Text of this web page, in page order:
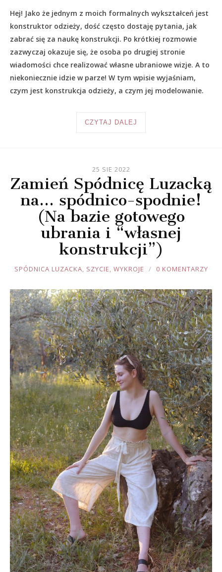
Hej! Jako że jednym z moich formalnych wykształceń jest
konstruktor odzieży, dość często dostaję pytania, jak
zabrać się za naukę konstrukcji. Po krótkiej rozmowie
zazwyczaj okazuje się, że osoba po drugiej stronie
wiadomości chce realizować własne ubraniowe wizje. A to
niekoniecznie idzie w parze! W tym wpisie wyjaśniam,
czym jest konstrukcja odzieży, a czym jej modelowanie.
CZYTAJ DALEJ
25 SIE 2022
Zamień Spódnicę Luzacką
na… spódnico-spodnie!
(Na bazie gotowego
ubrania i “własnej
konstrukcji”)
JOULE
SPÓDNICA LUZACKA, SZYCIE, WYKROJE 0 KOMENTARZY